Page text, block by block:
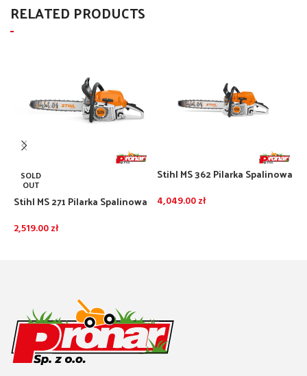
RELATED PRODUCTS
SOLD
OUT
Stihl MS 271 Pilarka Spalinowa
2,519.00zł
Stihl MS 362 Pilarka Spalinowa
4,049.00zł